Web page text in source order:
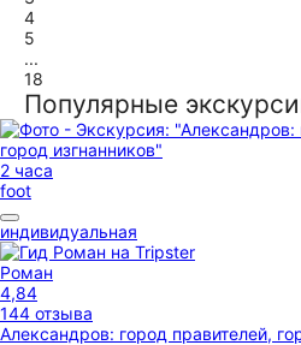
4
5
...
18
Популярные
2 часа
foot
индивидуальная
Роман
4,84
144 отзыва
Александров: город правителей,